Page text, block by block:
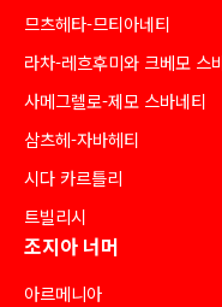
므츠헤타-므티아네티
라차-레흐후미와 크베모 스
사메그렐로-제모 스바네티
삼츠헤-자바헤티
시다 카르틀리
트빌리시
조지아 너머
아르메니아